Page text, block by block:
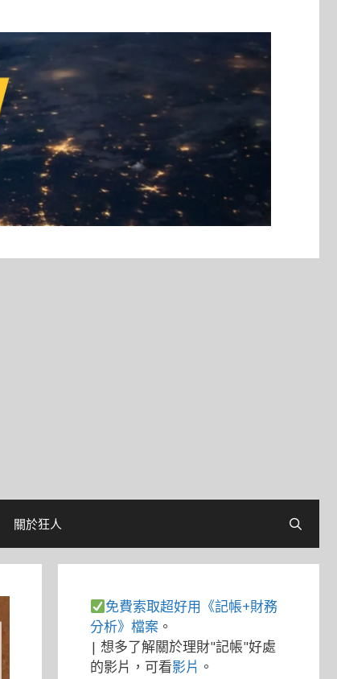
關於狂人
免費索取超好用《記帳+財務
分析》檔案 。
| 想多了解關於理財"記帳"好處
的影片，可看影片 。